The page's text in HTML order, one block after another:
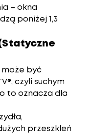
– okna
poniżej 1,3
(Statyczne
może być
, czyli suchym
to oznacza dla
przeszkleń